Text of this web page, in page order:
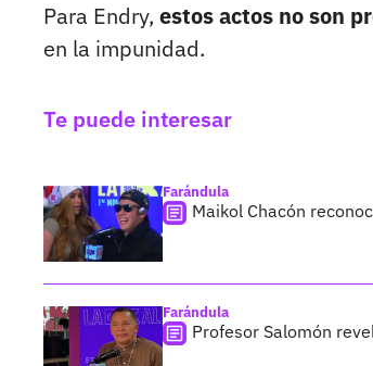
Para Endry, estos actos no son
en la impunidad.
Te puede interesar
Farándula
Maikol Chacón
Farándula
Profesor Salomón